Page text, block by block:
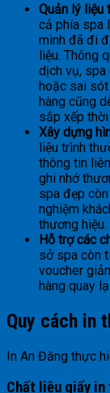
Quản lý liệu
cả phía spa
mình đã đi
liệu. Thông
dịch vụ, spa
hoặc sai sót
hàng cũng
sắp xếp
Xây dựng
liệu trình
thông tin
ghi nhớ
spa đẹp
nghiệm
thương hiệu.
Hỗ trợ các
sở spa còn
voucher
hàng quay
Quy cách in
In An Đăng thực
Chất liệu giấy